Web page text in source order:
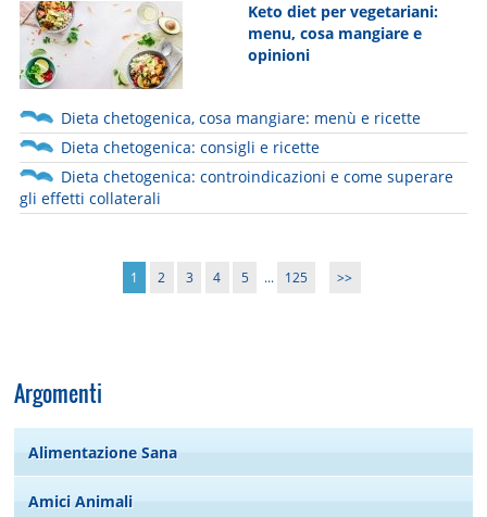
Keto diet per vegetariani:
menu, cosa mangiare e
opinioni
Dieta chetogenica, cosa mangiare: menù e ricette
Dieta chetogenica: consigli e ricette
Dieta chetogenica: controindicazioni e come superare
gli effetti collaterali
1 2 3 4 5 ... 125 >>
Argomenti
Alimentazione Sana
Amici Animali